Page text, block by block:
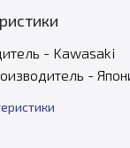
- Kawasaki
-